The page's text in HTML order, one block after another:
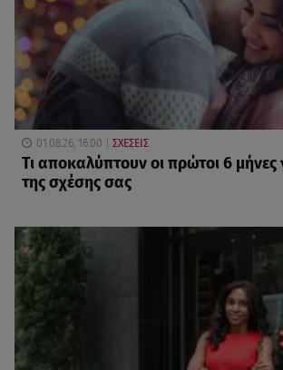
01.08.26, 16:00 ΣΧΕΣΕΙΣ
Τι αποκαλύπτουν οι πρώτοι 6 μήνες
της σχέσης σας